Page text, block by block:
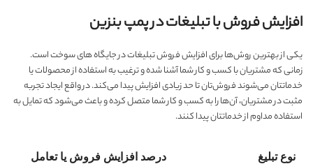
افزایش فروش با تبلیغات در پمپ بنزین
یکی از بهترین روش‌ها برای افزایش فروش تبلیغات در جایگاه های سوخت است.
زمانی که مشتریان با کسب و کار شما آشنا شده و ترغیب به استفاده از محصولات یا
خدماتتان می‌شوند فروش‌تان تا حد زیادی افزایش پیدا می‌کند. در واقع ایجاد تجربه
مثبت در مشتریان، آن‌ها را به کسب و کار شما متصل کرده و باعث می‌شود که تمایل به
استفاده مداوم از خدماتتان پیدا کنند.
نوع تبلیغ درصد افزایش فروش یا تعامل